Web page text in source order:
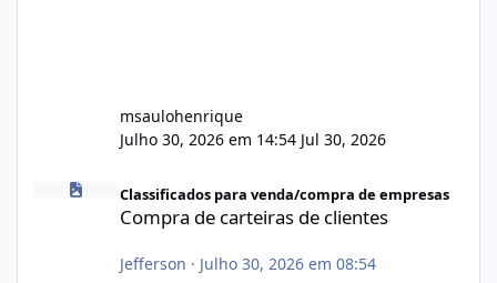
msaulohenrique
Julho 30, 2026 em 14:54 Jul 30, 2026
Compra de carteiras de clientes
Classificados para venda/compra de empresas
Compra de carteiras de clientes
Jefferson · Julho 30, 2026 em 08:54